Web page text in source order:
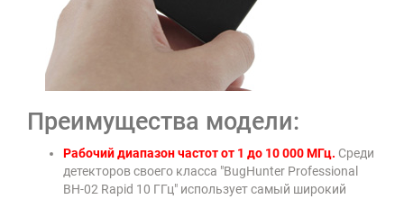
Преимущества модели:
Рабочий диапазон частот от 1 до 10 000 МГц. Среди
детекторов своего класса "BugHunter Professional
BH-02 Rapid 10 ГГц" использует самый широкий